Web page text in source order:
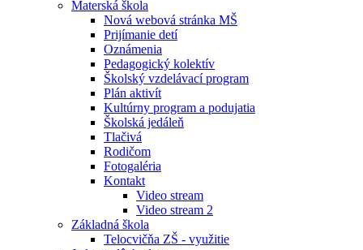
Materská škola
Nová webová stránka MŠ
Prijímanie detí
Oznámenia
Pedagogický kolektív
Školský vzdelávací program
Plán aktivít
Kultúrny program a podujatia
Školská jedáleň
Tlačivá
Rodičom
Fotogaléria
Kontakt
Video stream
Video stream 2
Základná škola
Telocvičňa ZŠ - využitie